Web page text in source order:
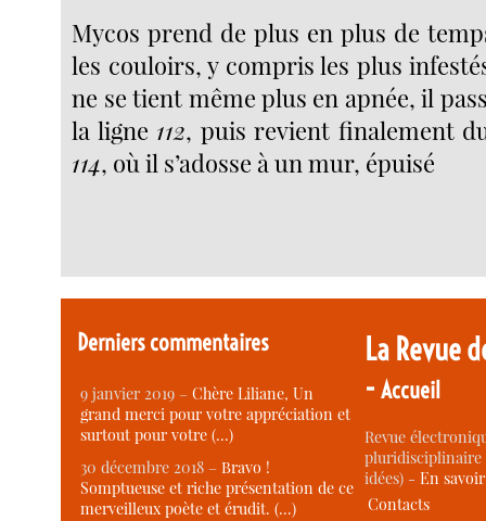
Mycos prend de plus en plus de
les couloirs, y compris les plus
ne se tient même plus en apnée, il
la ligne 112, puis revient finalement
114, où il s’adosse à un mur, épuisé
Derniers commentaires
9 janvier 2019 –Chère Liliane, Un
grand merci pour votre appréciation et
surtout pour votre (…)
30 décembre 2018 –Bravo !
Somptueuse et riche présentation de ce
merveilleux poète et érudit. (…)
La Revue
-Accueil
Revue
idées) -En
Contacts